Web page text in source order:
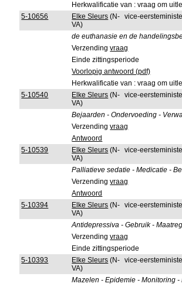
Herkwalificatie van : vraag om
5-10656
Elke Sleurs (N-
VA)
vice-
de euthanasie en de
Verzendingvraag
Einde zittingsperiode
Voorlopig antwoord (pdf)
Herkwalificatie van : vraag om
5-10540
Elke Sleurs (N-
VA)
vice-
Bejaarden - Ondervoeding -
Verzendingvraag
Antwoord
5-10539
Elke Sleurs (N-
VA)
vice-
Palliatieve sedatie - Medicatie -
Verzendingvraag
Antwoord
5-10394
Elke Sleurs (N-
VA)
vice-
Antidepressiva - Gebruik -
Verzendingvraag
Einde zittingsperiode
5-10393
Elke Sleurs (N-
VA)
vice-
Mazelen - Epidemie - Monitoring